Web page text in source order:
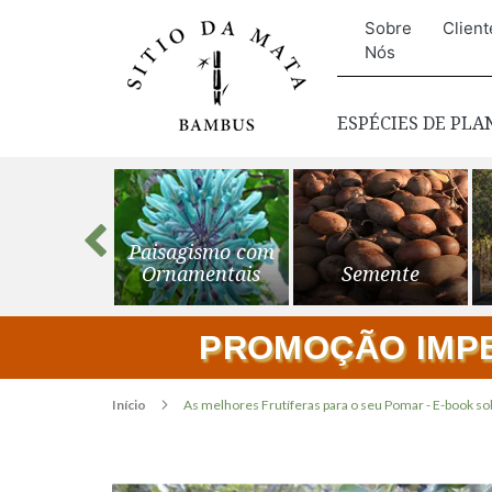
Sobre
Nós
ESPÉCIES DE
Paisagismo com
Ornamentais
Semente
PROMOÇÃO
Início As melhores Frutíferas para o seu Pomar - E-book
o